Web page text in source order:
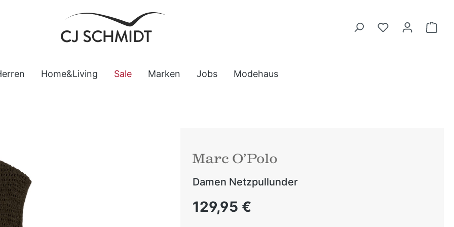
Home&Living Sale Marken Jobs Modehaus
Damen Netzpullunder
Regulärer Preis:
129,95 €